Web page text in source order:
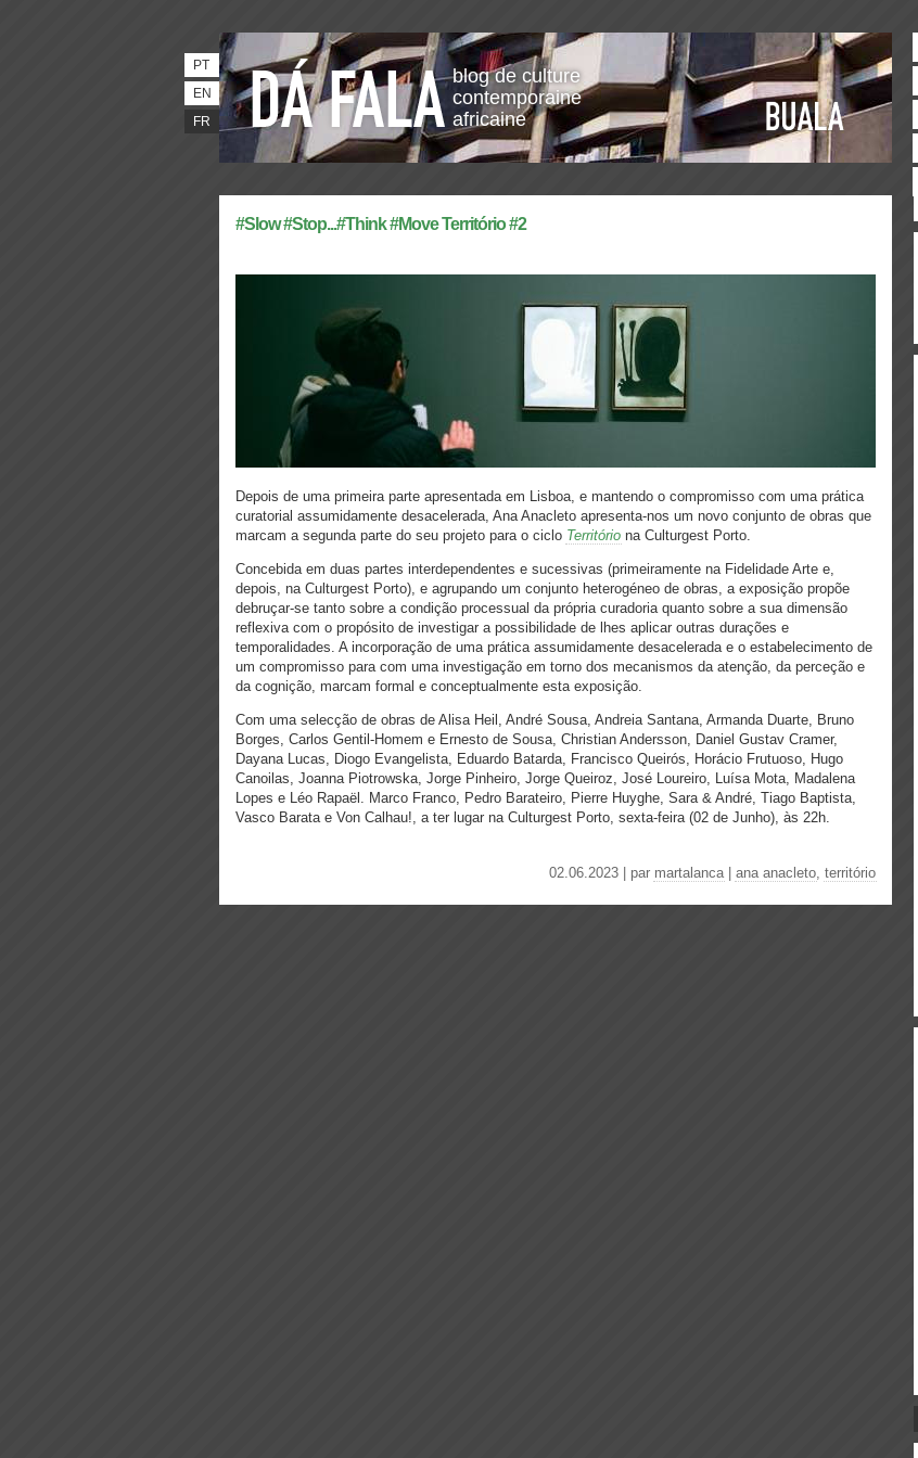
blog de culture
contemporaine
africaine
PT
EN
FR
#Slow #Stop...#Think #Move Território #2
Depois de uma primeira parte apresentada em Lisboa, e mantendo o compromisso com uma prática
curatorial assumidamente desacelerada, Ana Anacleto apresenta-nos um novo conjunto de obras que
marcam a segunda parte do seu projeto para o ciclo Território na Culturgest Porto.
Concebida em duas partes interdependentes e sucessivas (primeiramente na Fidelidade Arte e,
depois, na Culturgest Porto), e agrupando um conjunto heterogéneo de obras, a exposição propõe
debruçar-se tanto sobre a condição processual da própria curadoria quanto sobre a sua dimensão
reflexiva com o propósito de investigar a possibilidade de lhes aplicar outras durações e
temporalidades. A incorporação de uma prática assumidamente desacelerada e o estabelecimento de
um compromisso para com uma investigação em torno dos mecanismos da atenção, da perceção e
da cognição, marcam formal e conceptualmente esta exposição.
Com uma selecção de obras de Alisa Heil, André Sousa, Andreia Santana, Armanda Duarte, Bruno
Borges, Carlos Gentil-Homem e Ernesto de Sousa, Christian Andersson, Daniel Gustav Cramer,
Dayana Lucas, Diogo Evangelista, Eduardo Batarda, Francisco Queirós, Horácio Frutuoso, Hugo
Canoilas, Joanna Piotrowska, Jorge Pinheiro, Jorge Queiroz, José Loureiro, Luísa Mota, Madalena
Lopes e Léo Rapaël. Marco Franco, Pedro Barateiro, Pierre Huyghe, Sara & André, Tiago Baptista,
Vasco Barata e Von Calhau!, a ter lugar na Culturgest Porto, sexta-feira (02 de Junho), às 22h.
02.06.2023 | par martalanca| ana anacleto, território